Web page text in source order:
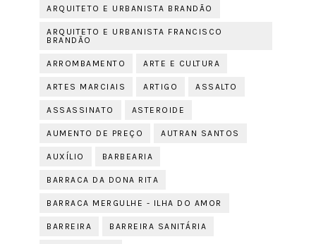
ARQUITETO E URBANISTA BRANDÃO
ARQUITETO E URBANISTA FRANCISCO
BRANDÃO
ARROMBAMENTO ARTE E CULTURA
ARTES MARCIAIS ARTIGO ASSALTO
ASSASSINATO ASTEROIDE
AUMENTO DE PREÇO AUTRAN SANTOS
AUXÍLIO BARBEARIA
BARRACA DA DONA RITA
BARRACA MERGULHE - ILHA DO AMOR
BARREIRA BARREIRA SANITÁRIA